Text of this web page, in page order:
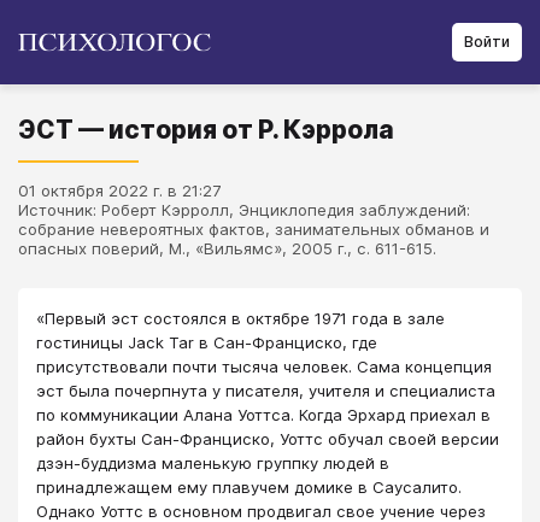
Войти
ЭСТ — история от Р. Кэррола
01 октября 2022 г. в 21:27
Источник: Роберт Кэрролл, Энциклопедия заблуждений:
собрание невероятных фактов, занимательных обманов и
опасных поверий, М., «Вильямс», 2005 г., с. 611-615.
«Первый эст состоялся в октябре 1971 года в зале
гостиницы Jack Tar в Сан-Франциско, где
присутствовали почти тысяча человек. Сама концепция
эст была почерпнута у писателя, учителя и специалиста
по коммуникации Алана Уоттса. Когда Эрхард приехал в
район бухты Сан-Франциско, Уоттс обучал своей версии
дзэн-буддизма маленькую группку людей в
принадлежащем ему плавучем домике в Саусалито.
Однако Уоттс в основном продвигал свое учение через